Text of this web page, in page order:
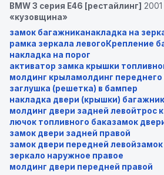
BMW 3 серия E46 [рестайлинг]
«кузовщина»
замок багажниканакладка на
рамка зеркала левогоКрепление
накладка на порог
активатор замка крышки
молдинг крыламолдинг
заглушка (решетка) в бампер
накладка двери (крышки)
молдинг двери задней левойтрос
лючок топливного баказамок
замок двери задней правой
замок двери передней левой
зеркало наружное правое
молдинг двери передней правой